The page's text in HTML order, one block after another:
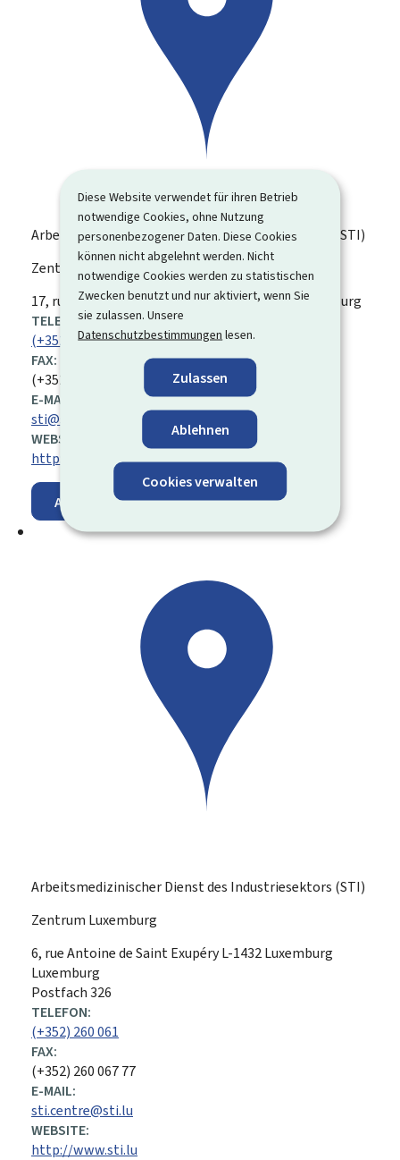
Diese Website verwendet für ihren Betrieb
notwendige Cookies, ohne Nutzung
personenbezogener Daten. Diese Cookies
können nicht abgelehnt werden. Nicht
notwendige Cookies werden zu statistischen
Zwecken benutzt und nur aktiviert, wenn Sie
sie zulassen. Unsere
Datenschutzbestimmungen lesen.
Zulassen
Ablehnen
Cookies verwalten
Arbeitsmedizinischer Dienst des Industriesektors (STI)
Zentrum Esch-sur-Alzette
ADRESSE:
17, rue de BergemL-4029Esch-sur-AlzetteLuxemburg
TELEFON:
(+352) 54 16 33 1
FAX:
(+352) 42 33 42
E-MAIL:
sti@sti.lu
WEBSITE:
http://www.sti.lu
Auf der Karte anzeigen
Arbeitsmedizinischer Dienst des Industriesektors (STI)
Zentrum Luxemburg
ADRESSE:
6, rue Antoine de Saint ExupéryL-1432Luxemburg
Luxemburg
Postfach 326
TELEFON:
(+352) 260 061
FAX:
(+352) 260 067 77
E-MAIL:
sti.centre@sti.lu
WEBSITE:
http://www.sti.lu